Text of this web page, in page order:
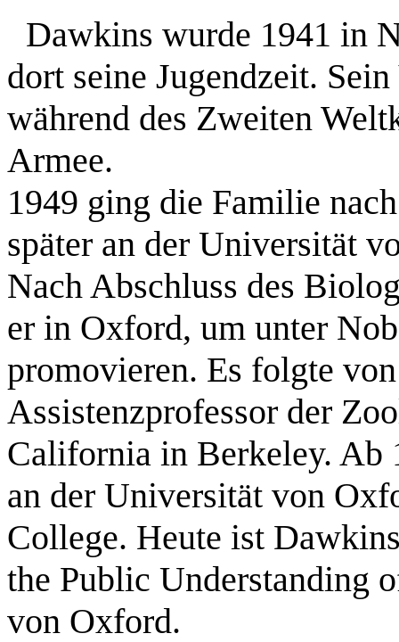
Dawkins wurde 1941 in
dort seine Jugendzeit.
während des Zweiten
Armee.
1949 ging die Familie
später an der Universität
Nach Abschluss des
er in Oxford, um unter
promovieren. Es folgte
Assistenzprofessor der
California in Berkeley. Ab
an der Universität von
College. Heute ist
the Public Understanding
von Oxford.